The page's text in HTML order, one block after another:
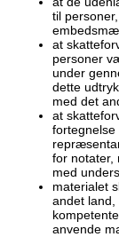
til
at
personer
under
dette
med det
at
fortegnelse
for notater,
med
materialet
andet
anvende